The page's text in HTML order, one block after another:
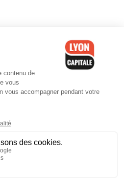
légales-CGV-Politique de